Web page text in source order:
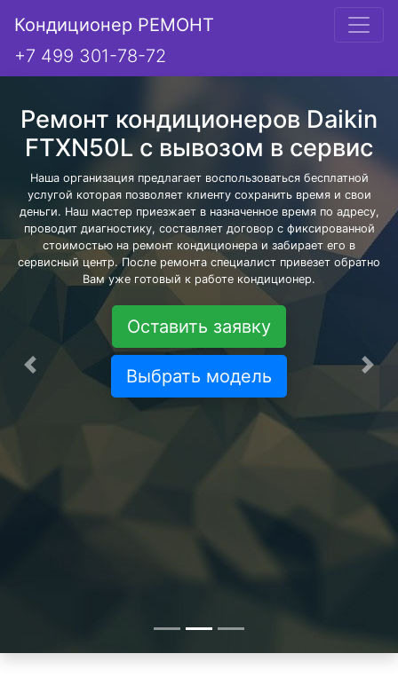
Кондиционер РЕМОНТ
+7 499 301-78-72
Ремонт кондиционеров Daikin
FTXN50L с вывозом в сервис
Наша организация предлагает воспользоваться бесплатной
услугой которая позволяет клиенту сохранить время и свои
деньги. Наш мастер приезжает в назначенное время по адресу,
проводит диагностику, составляет договор с фиксированной
стоимостью на ремонт кондиционера и забирает его в
сервисный центр. После ремонта специалист привезет обратно
Вам уже готовый к работе кондиционер.
Оставить заявку
Выбрать модель
Предыдущая